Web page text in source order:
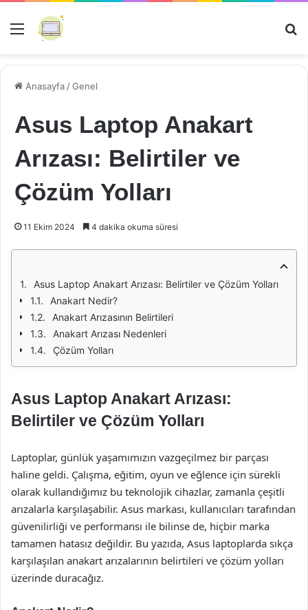
Menü
Anasayfa /Genel
Asus Laptop Anakart
Arızası: Belirtiler ve
Çözüm Yolları
11 Ekim 2024 4 dakika okuma süresi
Asus Laptop Anakart Arızası: Belirtiler ve Çözüm Yolları
Anakart Nedir?
Anakart Arızasının Belirtileri
Anakart Arızası Nedenleri
Çözüm Yolları
Asus Laptop Anakart Arızası:
Belirtiler ve Çözüm Yolları
Laptoplar, günlük yaşamımızın vazgeçilmez bir parçası
haline geldi. Çalışma, eğitim, oyun ve eğlence için sürekli
olarak kullandığımız bu teknolojik cihazlar, zamanla çeşitli
arızalarla karşılaşabilir. Asus markası, kullanıcıları tarafından
güvenilirliği ve performansı ile bilinse de, hiçbir marka
tamamen hatasız değildir. Bu yazıda, Asus laptoplarda sıkça
karşılaşılan anakart arızalarının belirtileri ve çözüm yolları
üzerinde duracağız.